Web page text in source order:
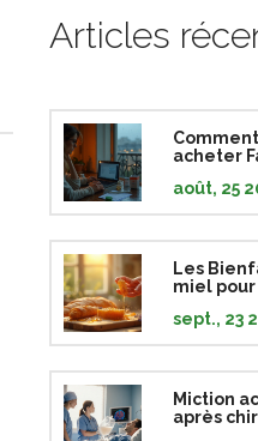
Articles
acheter
(2025) :
août, 25
Les
miel
complet
sept., 23
Miction
après